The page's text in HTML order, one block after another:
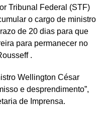
Tribunal Federal (STF)
o cargo de ministro
de 20 dias para que
para permanecer no
.
Wellington César
e desprendimento”,
de Imprensa.